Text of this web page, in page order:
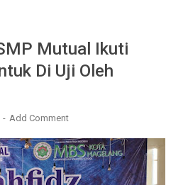
Mutual Ikuti
Di Uji Oleh
Add Comment